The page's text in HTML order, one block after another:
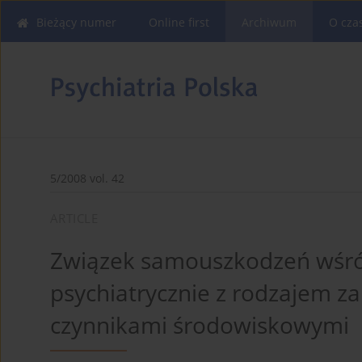
Bieżący numer Online first O
5/2008 vol. 42
Związek samouszkodzeń
psychiatrycznie z rodzajem
czynnikami